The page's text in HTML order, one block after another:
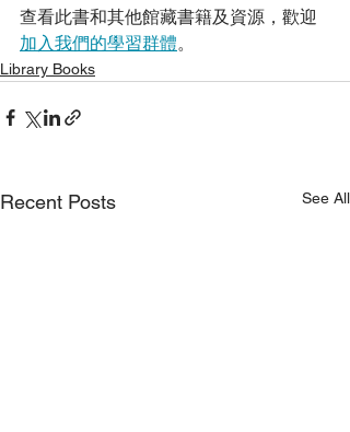
查看此書和其他館藏書籍及資源，歡迎
加入我們的學習群體。
Library Books
Recent Posts See All